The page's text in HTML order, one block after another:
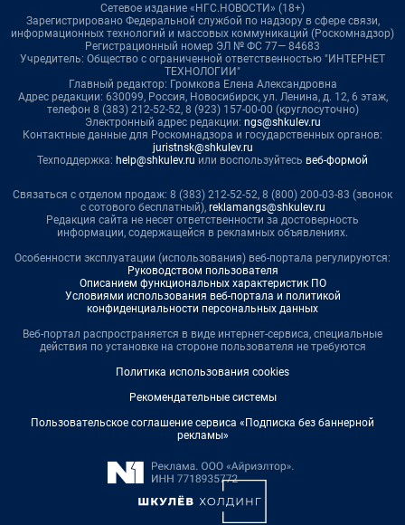
Сетевое издание «НГС.НОВОСТИ» (18+)
Зарегистрировано Федеральной службой по надзору в сфере связи,
информационных технологий и массовых коммуникаций (Роскомнадзор)
Регистрационный номер ЭЛ № ФС 77— 84683
Учредитель: Общество с ограниченной ответственностью "ИНТЕРНЕТ
ТЕХНОЛОГИИ"
Главный редактор: Громкова Елена Александровна
Адрес редакции: 630099, Россия, Новосибирск, ул. Ленина, д. 12, 6 этаж,
телефон 8 (383) 212-52-52, 8 (923) 157-00-00 (круглосуточно)
Электронный адрес редакции: ngs@shkulev.ru
Контактные данные для Роскомнадзора и государственных органов:
juristnsk@shkulev.ru
Техподдержка: help@shkulev.ru или воспользуйтесь веб-формой
Связаться с отделом продаж: 8 (383) 212-52-52, 8 (800) 200-03-83 (звонок
с сотового бесплатный), reklamangs@shkulev.ru
Редакция сайта не несет ответственности за достоверность
информации, содержащейся в рекламных объявлениях.
Особенности эксплуатации (использования) веб-портала регулируются:
Руководством пользователя
Описанием функциональных характеристик ПО
Условиями использования веб-портала и политикой
конфиденциальности персональных данных
Веб-портал распространяется в виде интернет-сервиса, специальные
действия по установке на стороне пользователя не требуются
Политика использования cookies
Рекомендательные системы
Пользовательское соглашение сервиса «Подписка без баннерной
рекламы»